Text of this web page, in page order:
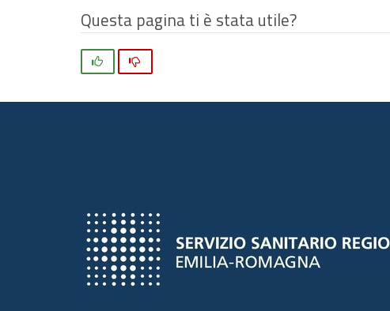
Questa pagina ti è stata utile?